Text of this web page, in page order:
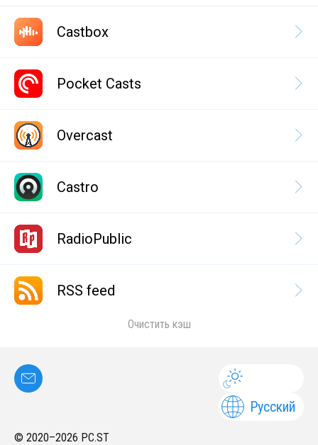
Castbox
Pocket Casts
Overcast
Castro
RadioPublic
RSS feed
Очистить кэш
Русский
© 2020–2026 PC.ST